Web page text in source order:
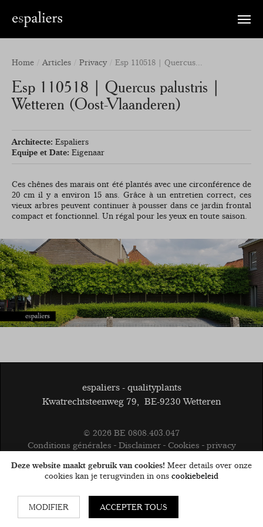
Toggle
Home Articles Privacy Esp 110518 | Quercus...
Esp 110518 | Quercus palustris |
Wetteren (Oost-Vlaanderen)
Architecte: Espaliers
Equipe et Date: Eigenaar
Ces chênes des marais ont été plantés avec une circonférence de
20 cm il y a environ 15 ans. Grâce à un entretien correct, ces
vieux arbres peuvent continuer à pousser dans ce jardin frontal
compact et fonctionnel. Un régal pour les yeux en toute saison.
espaliers - qualityplants
Kwatrechtsteenweg 79, BE-9230 Wetteren
© 2026 BE 0808.403.047
Conditions générales
Disclaimer Cookies privacy
Website by
Deze website maakt gebruik van cookies! Meer details over onze
cookies kan je terugvinden in ons cookiebeleid
MODIFIER ACCEPTER TOUS